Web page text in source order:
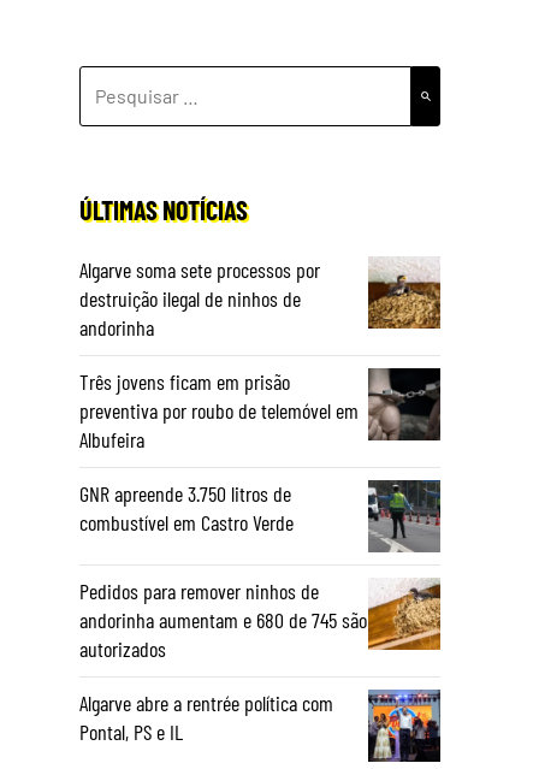
POR:
ÚLTIMAS NOTÍCIAS
Algarve soma sete processos por
destruição ilegal de ninhos de
andorinha
Três jovens ficam em prisão
preventiva por roubo de telemóvel em
Albufeira
GNR apreende 3.750 litros de
combustível em Castro Verde
Pedidos para remover ninhos de
andorinha aumentam e 680 de 745 são
autorizados
Algarve abre a rentrée política com
Pontal, PS e IL